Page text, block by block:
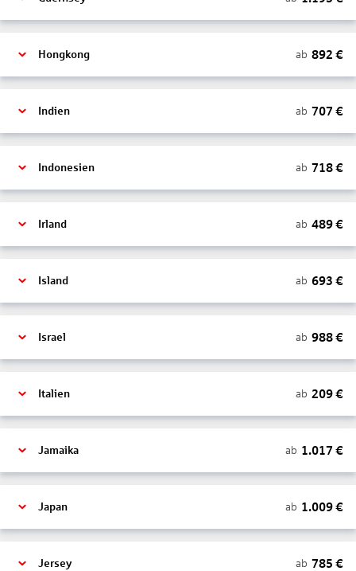
Hongkong ab 892 €
Indien ab 707 €
Indonesien ab 718€
Irland ab 489€
Island ab 693 €
Israel ab 988€
Italien ab 209€
Jamaika ab 1.017 €
Japan ab 1.009€
Jersey ab 785 €